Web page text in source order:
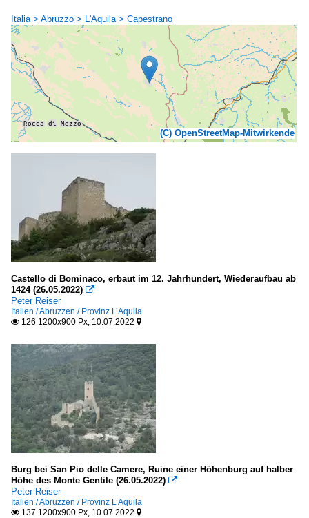
Italia > Abruzzo > L'Aquila > Capestrano
(C) OpenStreetMap-Mitwirkende
Castello di Bominaco, erbaut im 12. Jahrhundert, Wiederaufbau ab
1424 (26.05.2022) 
Peter Reiser
Italien / Abruzzen / Provinz L’Aquila
 126 1200x900 Px, 10.07.2022 
Burg bei San Pio delle Camere, Ruine einer Höhenburg auf halber
Höhe des Monte Gentile (26.05.2022) 
Peter Reiser
Italien / Abruzzen / Provinz L’Aquila
 137 1200x900 Px, 10.07.2022 